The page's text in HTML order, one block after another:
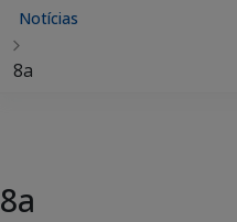
Notícias
8a
8a